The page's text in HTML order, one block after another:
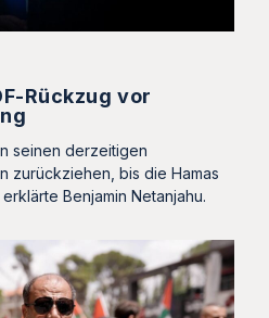
Rückzug vor
seinen derzeitigen
zurückziehen, bis die Hamas
Benjamin Netanjahu.